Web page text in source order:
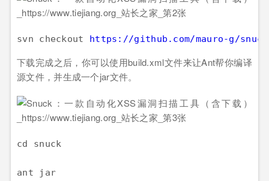
svn checkout https://github.com/mauro-g/snuck
下载完成之后，你可以使用build.xml文件来让Ant帮你编译
源文件，并生成一个jar文件。
cd snuck
ant jar